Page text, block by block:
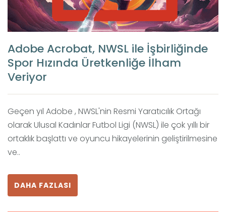
Adobe Acrobat, NWSL ile İşbirliğinde
Spor Hızında Üretkenliğe İlham
Veriyor
Geçen yıl Adobe , NWSL'nin Resmi Yaratıcılık Ortağı
olarak Ulusal Kadınlar Futbol Ligi (NWSL) ile çok yıllı bir
ortaklık başlattı ve oyuncu hikayelerinin geliştirilmesine
ve..
DAHA FAZLASI